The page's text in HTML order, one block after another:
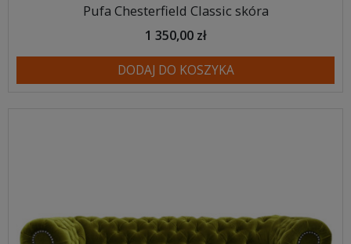
Pufa Chesterfield Classic skóra
1 350,00 zł
DODAJ DO KOSZYKA